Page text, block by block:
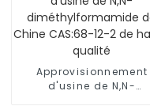
Approvisionnement
d'usine de N,N-